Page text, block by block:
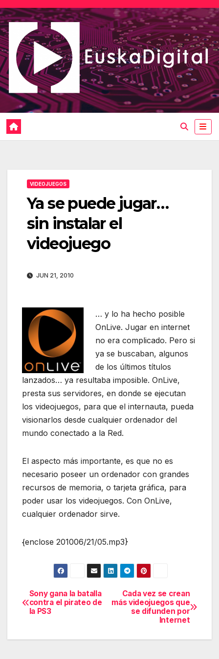
Saltar
al
contenido
VIDEOJUEGOS
Ya se puede jugar…
sin instalar el
videojuego
JUN 21, 2010
… y lo ha hecho posible
OnLive. Jugar en internet
no era complicado. Pero si
ya se buscaban, algunos
de los últimos títulos
lanzados… ya resultaba imposible. OnLive,
presta sus servidores, en donde se ejecutan
los videojuegos, para que el internauta, pueda
visionarlos desde cualquier ordenador del
mundo conectado a la Red.
El aspecto más importante, es que no es
necesario poseer un ordenador con grandes
recursos de memoria, o tarjeta gráfica, para
poder usar los videojuegos. Con OnLive,
cualquier ordenador sirve.
{enclose 201006/21/05.mp3}
Navegación
de
entradas
Cada vez se crean
más videojuegos que
se difunden por
Internet
Sony gana la batalla
contra el pirateo de
la PS3